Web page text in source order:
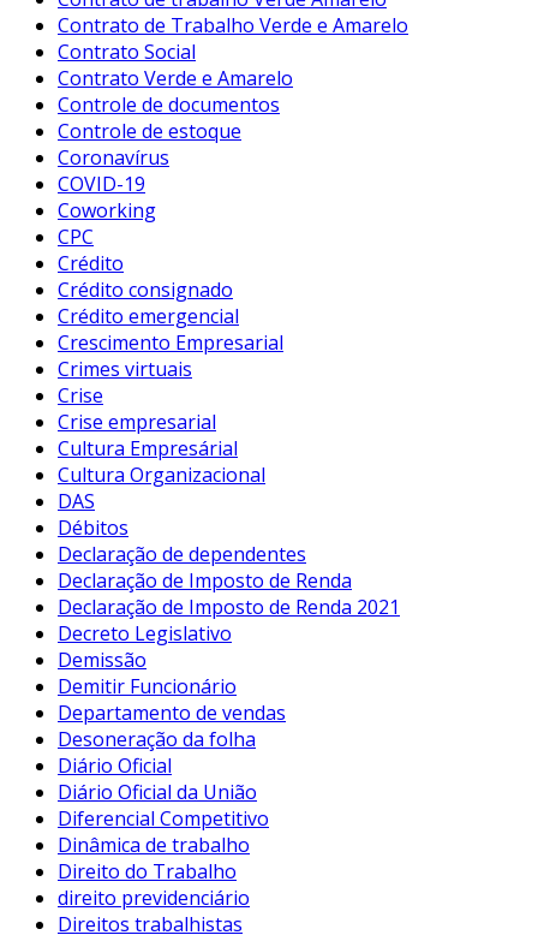
Contrato de Trabalho Verde e Amarelo
Contrato Social
Contrato Verde e Amarelo
Controle de documentos
Controle de estoque
Coronavírus
COVID-19
Coworking
CPC
Crédito
Crédito consignado
Crédito emergencial
Crescimento Empresarial
Crimes virtuais
Crise
Crise empresarial
Cultura Empresárial
Cultura Organizacional
DAS
Débitos
Declaração de dependentes
Declaração de Imposto de Renda
Declaração de Imposto de Renda 2021
Decreto Legislativo
Demissão
Demitir Funcionário
Departamento de vendas
Desoneração da folha
Diário Oficial
Diário Oficial da União
Diferencial Competitivo
Dinâmica de trabalho
Direito do Trabalho
direito previdenciário
Direitos trabalhistas